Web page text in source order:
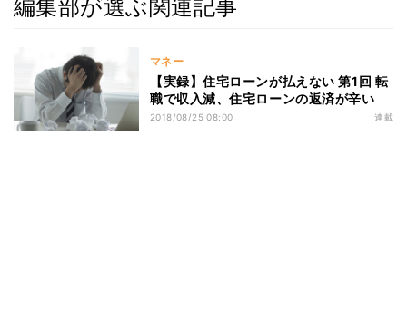
編集部が選ぶ関連記事
マネー
【実録】住宅ローンが払えない 第1回 転
職で収入減、住宅ローンの返済が辛い
2018/08/25 08:00 連載